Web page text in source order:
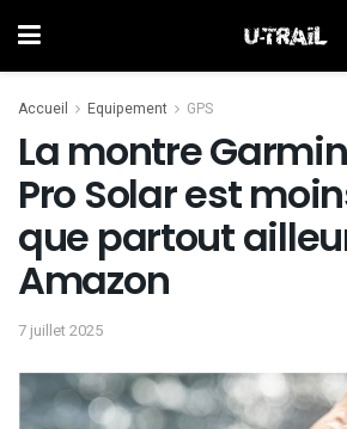
Accueil Equipement GPS
La montre
Pro Solar est
que partout
Amazon
7 juillet 2025